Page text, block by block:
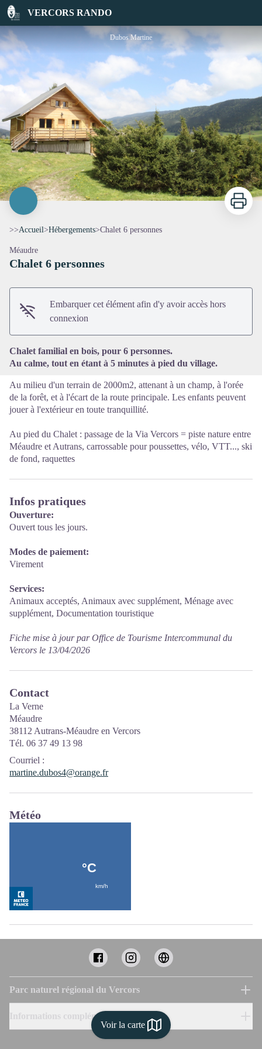
VERCORS RANDO
Chalet 6 personnes
Voir la carte
Dubos Martine
Imprimer
>>Accueil>Hébergements>Chalet 6 personnes
Méaudre
Chalet 6 personnes
Embarquer cet élément afin d'y avoir accès hors
connexion
Chalet familial en bois, pour 6 personnes.
Au calme, tout en étant à 5 minutes à pied du village.
Au milieu d'un terrain de 2000m2, attenant à un champ, à l'orée
de la forêt, et à l'écart de la route principale. Les enfants peuvent
jouer à l'extérieur en toute tranquillité.
Au pied du Chalet : passage de la Via Vercors = piste nature entre
Méaudre et Autrans, carrossable pour poussettes, vélo, VTT..., ski
de fond, raquettes
Infos pratiques
Ouverture:
Ouvert tous les jours.
Modes de paiement:
Virement
Services:
Animaux acceptés, Animaux avec supplément, Ménage avec
supplément, Documentation touristique
Fiche mise à jour par Office de Tourisme Intercommunal du
Vercors le 13/04/2026
Contact
La Verne
Méaudre
38112 Autrans-Méaudre en Vercors
Tél. 06 37 49 13 98
Courriel :
martine.dubos4@orange.fr
Météo
Parc naturel régional du Vercors
Informations complémentaires